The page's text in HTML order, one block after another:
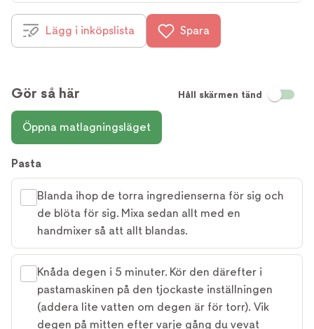
Lägg i inköpslista Spara
Gör så här Håll skärmen tänd
Öppna matlagningsläget
Pasta
Blanda ihop de torra ingredienserna för sig och
de blöta för sig. Mixa sedan allt med en
handmixer så att allt blandas.
Knåda degen i 5 minuter. Kör den därefter i
pastamaskinen på den tjockaste inställningen
(addera lite vatten om degen är för torr). Vik
degen på mitten efter varje gång du vevat